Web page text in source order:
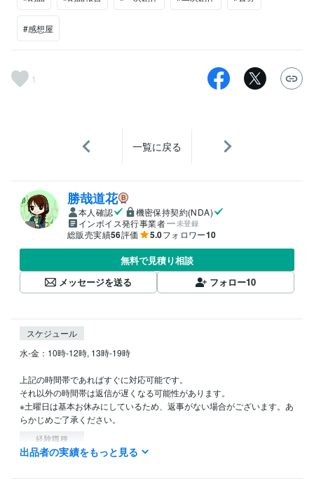
#感想屋
1
一覧に戻る
勝哉道花
本人確認
機密保持契約(NDA)
インボイス発行事業者
未登録
総販売実績56評価 5.0フォロワー10
無料で見積り相談
メッセージを送る
フォロー10
スケジュール
水-金：10時-12時, 13時-19時
上記の時間帯であればすぐに対応可能です。
それ以外の時間帯は返信が遅くなる可能性があります。
※土曜日は基本お休みにしているため、返事がない場合がございます。あ
らかじめご了承ください。
経験職種
クリエイター / ライター・編集 経験年数 : 3年
メディア・出版・広告 / 編集・エディター・デスク・校正
出品者の実績をもっと見る